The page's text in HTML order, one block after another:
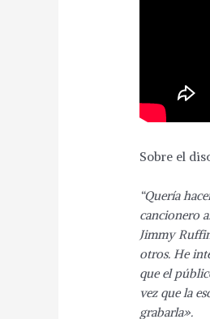
Sobre el
“Quería
cancionero
Jimmy
otros. He
que el
vez que la
grabarla».